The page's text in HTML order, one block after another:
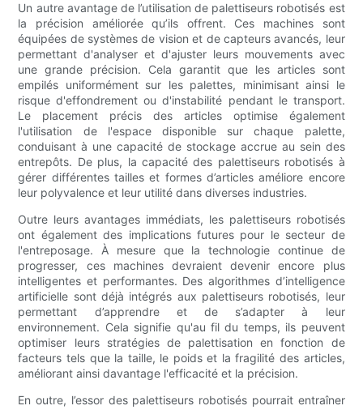
Un autre avantage de l’utilisation de palettiseurs robotisés est
la précision améliorée qu’ils offrent. Ces machines sont
équipées de systèmes de vision et de capteurs avancés, leur
permettant d'analyser et d'ajuster leurs mouvements avec
une grande précision. Cela garantit que les articles sont
empilés uniformément sur les palettes, minimisant ainsi le
risque d'effondrement ou d'instabilité pendant le transport.
Le placement précis des articles optimise également
l'utilisation de l'espace disponible sur chaque palette,
conduisant à une capacité de stockage accrue au sein des
entrepôts. De plus, la capacité des palettiseurs robotisés à
gérer différentes tailles et formes d’articles améliore encore
leur polyvalence et leur utilité dans diverses industries.
Outre leurs avantages immédiats, les palettiseurs robotisés
ont également des implications futures pour le secteur de
l'entreposage. À mesure que la technologie continue de
progresser, ces machines devraient devenir encore plus
intelligentes et performantes. Des algorithmes d’intelligence
artificielle sont déjà intégrés aux palettiseurs robotisés, leur
permettant d’apprendre et de s’adapter à leur
environnement. Cela signifie qu'au fil du temps, ils peuvent
optimiser leurs stratégies de palettisation en fonction de
facteurs tels que la taille, le poids et la fragilité des articles,
améliorant ainsi davantage l'efficacité et la précision.
En outre, l’essor des palettiseurs robotisés pourrait entraîner